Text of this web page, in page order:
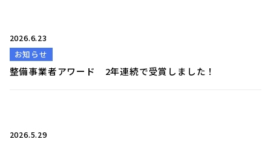
2026.6.23
お知らせ
整備事業者アワード 2年連続で受賞しました！
2026.5.29